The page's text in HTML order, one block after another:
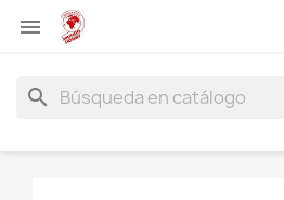

search